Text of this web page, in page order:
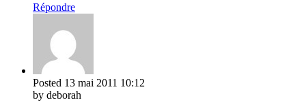
Répondre
Posted 13 mai 2011 10:12
by deborah